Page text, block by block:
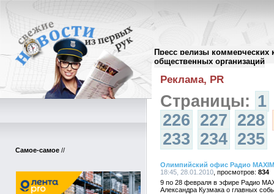
Пресс релизы коммерческих
общественных организаций
Самое-самое //
Архив пресс-релизов//
Реклама, PR
Страницы: 1
226 227 228
233 234 235
Олимпийский офис Радио
18:45, 28.01.2010
834
9 по 28 февраля в эфире Радио
Александра Кузмака о главных